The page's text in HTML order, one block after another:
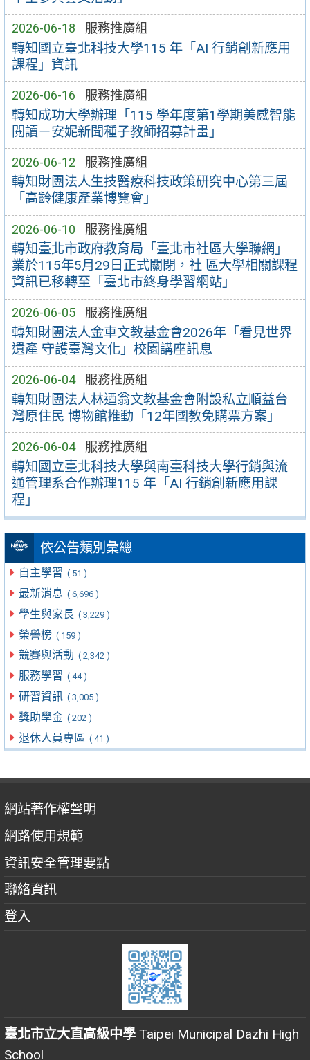
2026-06-18 服務推廣組
轉知國立臺北科技大學115 年「AI 行銷創新應用
課程」資訊
2026-06-16 服務推廣組
轉知成功大學辦理「115 學年度第1學期美感智能
閱讀－安妮新聞種子教師招募計畫」
2026-06-12 服務推廣組
轉知財團法人生技醫療科技政策研究中心第三屆
「高齡健康產業博覽會」
2026-06-10 服務推廣組
轉知臺北市政府教育局「臺北市社區大學聯網」
業於115年5月29日正式關閉，社 區大學相關課程
資訊已移轉至「臺北市終身學習網站」
2026-06-05 服務推廣組
轉知財團法人金車文教基金會2026年「看見世界
遺產 守護臺灣文化」校園講座訊息
2026-06-04 服務推廣組
轉知財團法人林迺翁文教基金會附設私立順益台
灣原住民 博物館推動「12年國教免購票方案」
2026-06-04 服務推廣組
轉知國立臺北科技大學與南臺科技大學行銷與流
通管理系合作辦理115 年「AI 行銷創新應用課
程」
依公告類別彙總
自主學習 ( 51 )
最新消息 ( 6,696 )
學生與家長 ( 3,229 )
榮譽榜 ( 159 )
競賽與活動 ( 2,342 )
服務學習 ( 44 )
研習資訊 ( 3,005 )
獎助學金 ( 202 )
退休人員專區 ( 41 )
網站著作權聲明
網路使用規範
資訊安全管理要點
聯絡資訊
登入
臺北市立大直高級中學 Taipei Municipal Dazhi High
School